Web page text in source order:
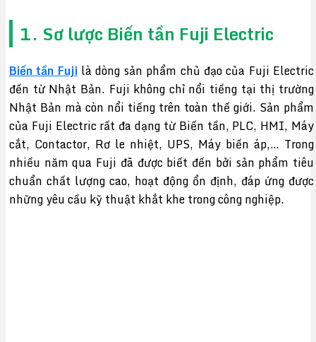
1. Sơ lược Biến tần Fuji Electric
Biến tần Fujilà dòng sản phẩm chủ đạo của Fuji Electric
đến từ Nhật Bản. Fuji không chỉ nổi tiếng tại thị trường
Nhật Bản mà còn nổi tiếng trên toàn thế giới. Sản phẩm
của Fuji Electric rất đa dạng từ Biến tần, PLC, HMI, Máy
cắt, Contactor, Rơ le nhiệt, UPS, Máy biến áp,… Trong
nhiều năm qua Fuji đã được biết đến bởi sản phẩm tiêu
chuẩn chất lượng cao, hoạt động ổn định, đáp ứng được
những yêu cầu kỹ thuật khắt khe trong công nghiệp.